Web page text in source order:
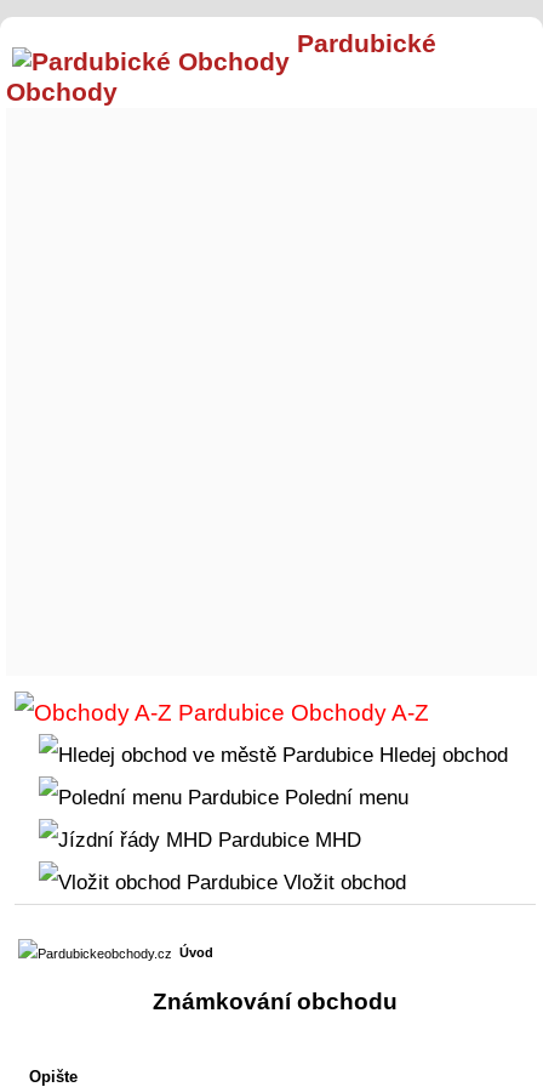
Pardubické
Obchody
Obchody A-Z
Hledej obchod
Polední menu
MHD
Vložit obchod
Úvod
Známkování obchodu
Opište